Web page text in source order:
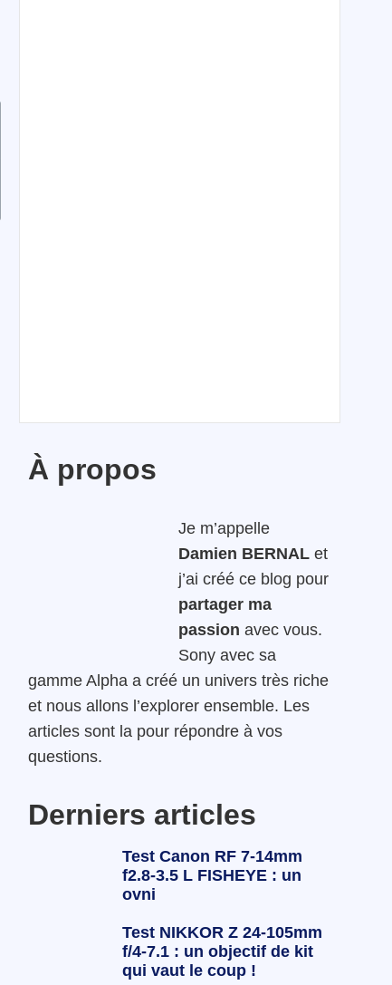
À propos
Je m’appelle
Damien BERNAL et
j’ai créé ce blog pour
partager ma
passion avec vous.
Sony avec sa
gamme Alpha a créé un univers très riche
et nous allons l’explorer ensemble. Les
articles sont la pour répondre à vos
questions.
Derniers articles
Test Canon RF 7-14mm
f2.8-3.5 L FISHEYE : un
ovni
Test NIKKOR Z 24-105mm
f/4-7.1 : un objectif de kit
qui vaut le coup !